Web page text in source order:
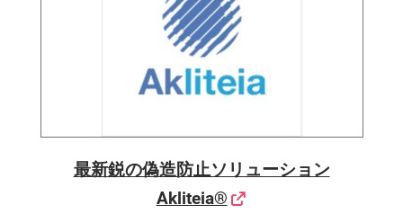
最新鋭の偽造防止ソリューション
Akliteia®